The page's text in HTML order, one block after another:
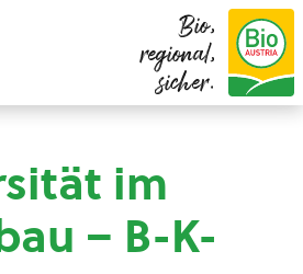
Bio,
regional,
sicher.
im
– B-K-